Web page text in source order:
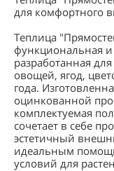
для комфортного
Теплица
функциональная и
разработанная
овощей, ягод,
года.
оцинкованной
комплектуемая
сочетает в себе
эстетичный
идеальным
условий для